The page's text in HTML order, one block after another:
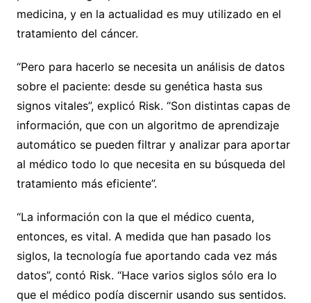
medicina, y en la actualidad es muy utilizado en el
tratamiento del cáncer.
“Pero para hacerlo se necesita un análisis de datos
sobre el paciente: desde su genética hasta sus
signos vitales”, explicó Risk. “Son distintas capas de
información, que con un algoritmo de aprendizaje
automático se pueden filtrar y analizar para aportar
al médico todo lo que necesita en su búsqueda del
tratamiento más eficiente”.
“La información con la que el médico cuenta,
entonces, es vital. A medida que han pasado los
siglos, la tecnología fue aportando cada vez más
datos”, contó Risk. “Hace varios siglos sólo era lo
que el médico podía discernir usando sus sentidos.